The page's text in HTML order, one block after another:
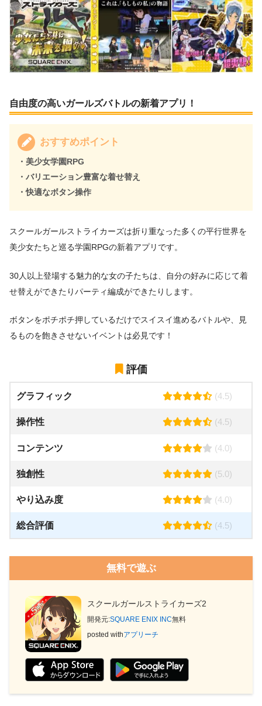
自由度の高いガールズバトルの新着アプリ！
おすすめポイント
・美少女学園RPG
・バリエーション豊富な着せ替え
・快適なボタン操作
スクールガールストライカーズは折り重なった多くの平行世界を
美少女たちと巡る学園RPGの新着アプリです。
30人以上登場する魅力的な女の子たちは、自分の好みに応じて着
せ替えができたりパーティ編成ができたりします。
ボタンをポチポチ押しているだけでスイスイ進めるバトルや、見
るものを飽きさせないイベントは必見です！
評価
グラフィック (4.5)
操作性 (4.5)
コンテンツ (4.0)
独創性 (5.0)
やり込み度 (4.0)
総合評価 (4.5)
無料で遊ぶ
スクールガールストライカーズ2
開発元:SQUARE ENIX INC無料
posted withアプリーチ